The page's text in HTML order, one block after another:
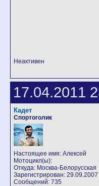
Неактивен
17.04.2011
Кадет
Спортоголик
Настоящее имя: Алексей
Мотоцикл(ы):
Откуда: Москва-Белорусская
Зарегистрирован: 29.09.2007
Сообщений: 735